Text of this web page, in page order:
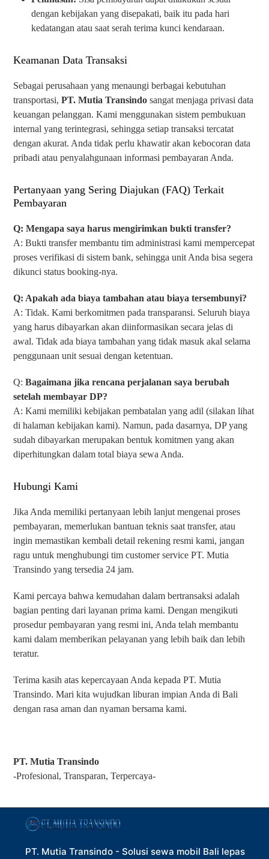
dengan kebijakan yang disepakati, baik itu pada hari
kedatangan atau saat serah terima kunci kendaraan.
Keamanan Data Transaksi
Sebagai perusahaan yang menaungi berbagai kebutuhan
transportasi,PT. Mutia Transindo sangat menjaga privasi data
keuangan pelanggan. Kami menggunakan sistem pembukuan
internal yang terintegrasi, sehingga setiap transaksi tercatat
dengan akurat. Anda tidak perlu khawatir akan kebocoran data
pribadi atau penyalahgunaan informasi pembayaran Anda.
Pertanyaan yang Sering Diajukan (FAQ) Terkait
Pembayaran
Q: Mengapa saya harus mengirimkan bukti transfer?
A: Bukti transfer membantu tim administrasi kami mempercepat
proses verifikasi di sistem bank, sehingga unit Anda bisa segera
dikunci status booking-nya.
Q: Apakah ada biaya tambahan atau biaya tersembunyi?
A: Tidak. Kami berkomitmen pada transparansi. Seluruh biaya
yang harus dibayarkan akan diinformasikan secara jelas di
awal. Tidak ada biaya tambahan yang tidak masuk akal selama
penggunaan unit sesuai dengan ketentuan.
Q:Bagaimana jika rencana perjalanan saya berubah
setelah membayar DP?
A: Kami memiliki kebijakan pembatalan yang adil (silakan lihat
di halaman kebijakan kami). Namun, pada dasarnya, DP yang
sudah dibayarkan merupakan bentuk komitmen yang akan
diperhitungkan dalam total biaya sewa Anda.
Hubungi Kami
Jika Anda memiliki pertanyaan lebih lanjut mengenai proses
pembayaran, memerlukan bantuan teknis saat transfer, atau
ingin memastikan kembali detail rekening resmi kami, jangan
ragu untuk menghubungi tim customer service PT. Mutia
Transindo yang tersedia 24 jam.
Kami percaya bahwa kemudahan dalam bertransaksi adalah
bagian penting dari layanan prima kami. Dengan mengikuti
prosedur pembayaran yang resmi ini, Anda telah membantu
kami dalam memberikan pelayanan yang lebih baik dan lebih
teratur.
Terima kasih atas kepercayaan Anda kepada PT. Mutia
Transindo. Mari kita wujudkan liburan impian Anda di Bali
dengan rasa aman dan nyaman bersama kami.
PT. Mutia Transindo
-Profesional, Transparan, Terpercaya-
PT. Mutia Transindo - Solusi sewa mobil Bali lepas